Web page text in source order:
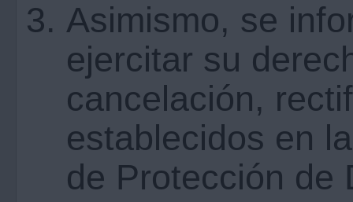
Asimismo, se
ejercitar su
cancelación,
establecidos en
de Protección de